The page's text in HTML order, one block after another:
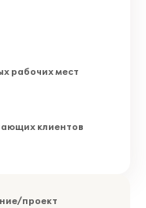
рабочих мест
клиентов
проект